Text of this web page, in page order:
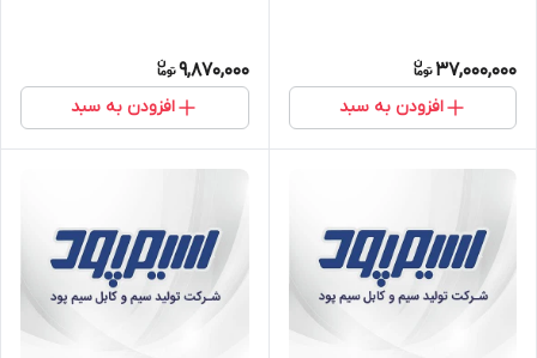
37,000,000
افزودن به سبد
9,870,000
افزودن به سبد